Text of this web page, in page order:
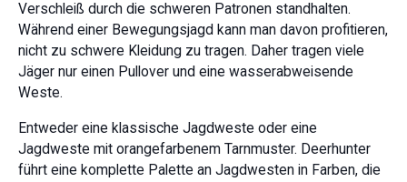
Verschleiß durch die schweren Patronen standhalten.
Während einer Bewegungsjagd kann man davon profitieren,
nicht zu schwere Kleidung zu tragen. Daher tragen viele
Jäger nur einen Pullover und eine wasserabweisende
Weste.
Entweder eine klassische Jagdweste oder eine
Jagdweste mit orangefarbenem Tarnmuster. Deerhunter
führt eine komplette Palette an Jagdwesten in Farben, die